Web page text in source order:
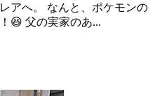
アへ。 なんと、ポケモンの
😆 父の実家のあ...